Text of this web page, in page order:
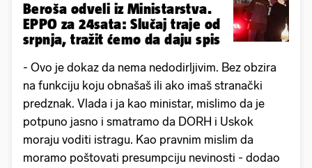
Beroša odveli iz Ministarstva.
EPPO za 24sata: Slučaj traje od
srpnja, tražit ćemo da daju spis
- Ovo je dokaz da nema nedodirljivim. Bez obzira
na funkciju koju obnašaš ili ako imaš stranački
predznak. Vlada i ja kao ministar, mislimo da je
potpuno jasno i smatramo da DORH i Uskok
moraju voditi istragu. Kao pravnim mislim da
moramo poštovati presumpciju nevinosti - dodao